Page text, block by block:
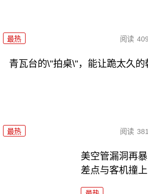
最热 阅读
青瓦台的\"拍桌\"，能让跪太久的
最热 阅读
美空管漏洞再
差点与客机撞上